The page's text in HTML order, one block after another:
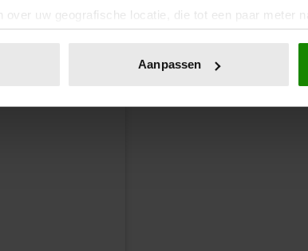
over uw geografische locatie, die tot een paar meter
door het actief te scannen op specifieke
of intrekken in de Cookieverklaring.
en advertenties te personaliseren, om functies
Ook delen we informatie over uw gebruik van onze
Deze partners kunnen deze gegevens combineren
op basis van uw gebruik van hun services.
Aanpassen